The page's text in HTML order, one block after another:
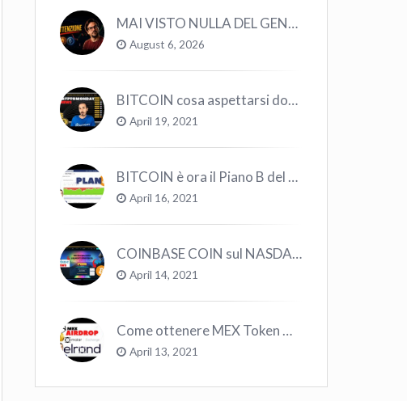
MAI VISTO NULLA DEL GENERE! QUESTO E’ MANCATO ALL’ULTIMO BULL MARKET! VOLATILITA’ E MACRO!
August 6, 2026
BITCOIN cosa aspettarsi dopo il “Crollo”? – CryptoMonday NEWS w16/’21
April 19, 2021
BITCOIN è ora il Piano B del Mondo
April 16, 2021
COINBASE COIN sul NASDAQ e le CRYPTO volano!
April 14, 2021
Come ottenere MEX Token GRATIS su Elrond ?
April 13, 2021